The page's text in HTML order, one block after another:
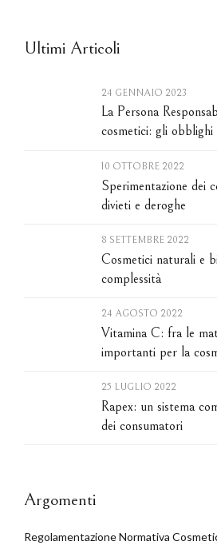
Ultimi Articoli
24 GENNAIO 2023
La Persona
cosmetici: gli
10 OTTOBRE 2022
Sperimentazione dei
divieti e deroghe
8 SETTEMBRE 2022
Cosmetici naturali e
complessità
24 AGOSTO 2022
Vitamina C: fra le
importanti per la
25 LUGLIO 2022
Rapex: un sistema
dei consumatori
Argomenti
Regolamentazione Normativa